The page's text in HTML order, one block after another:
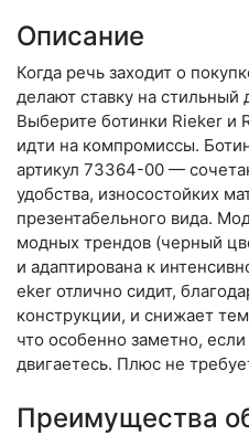
Описание
Когда речь заходит о
делают ставку на
Выберите бо­тин­ки Rieker и
идти на компромиссы.
артикул 73364-00 —
удобства, износостойких
презентабельного вида.
модных трендов (чер­ный
и адаптирована к
eker отлично сидит,
конструкции, и снижает
что особенно заметно,
двигаетесь. Плюс не
Преимущества